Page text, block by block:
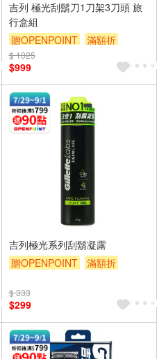
吉列 極光刮鬍刀1刀架3刀頭 旅
行盒組
贈OPENPOINT
滿額折
贈$200
$ 1025
$999
吉列極光系列刮鬍凝露
贈OPENPOINT
滿額折
$ 333
$299